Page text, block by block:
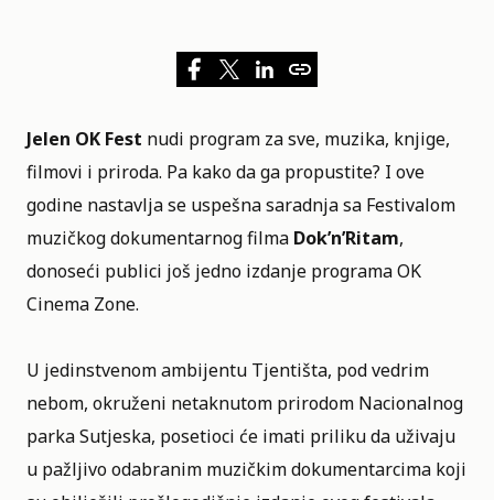
Jelen OK Fest nudi program za sve, muzika, knjige,
filmovi i priroda. Pa kako da ga propustite? I ove
godine nastavlja se uspešna saradnja sa Festivalom
muzičkog dokumentarnog filma Dok’n’Ritam,
donoseći publici još jedno izdanje programaOK
Cinema Zone.
U jedinstvenom ambijentu Tjentišta, pod vedrim
nebom, okruženi netaknutom prirodom Nacionalnog
parka Sutjeska, posetioci će imati priliku da uživaju
u pažljivo odabranim muzičkim dokumentarcima koji